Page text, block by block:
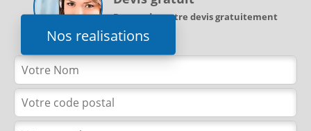
Nos realisations
Demandez votre devis gratuitement